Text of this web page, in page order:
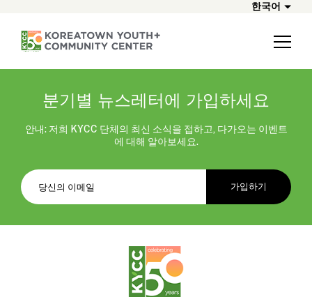
한국어
분기별 뉴스레터에 가입하세요
안내: 저희 KYCC 단체의 최신 소식을 접하고, 다가오는 이벤트
에 대해 알아보세요.